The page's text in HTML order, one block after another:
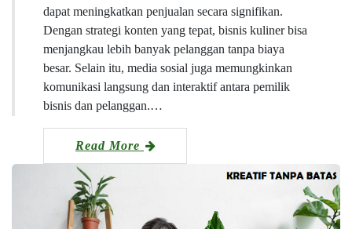
dapat meningkatkan penjualan secara signifikan.
Dengan strategi konten yang tepat, bisnis kuliner bisa
menjangkau lebih banyak pelanggan tanpa biaya
besar. Selain itu, media sosial juga memungkinkan
komunikasi langsung dan interaktif antara pemilik
bisnis dan pelanggan.…
Read More